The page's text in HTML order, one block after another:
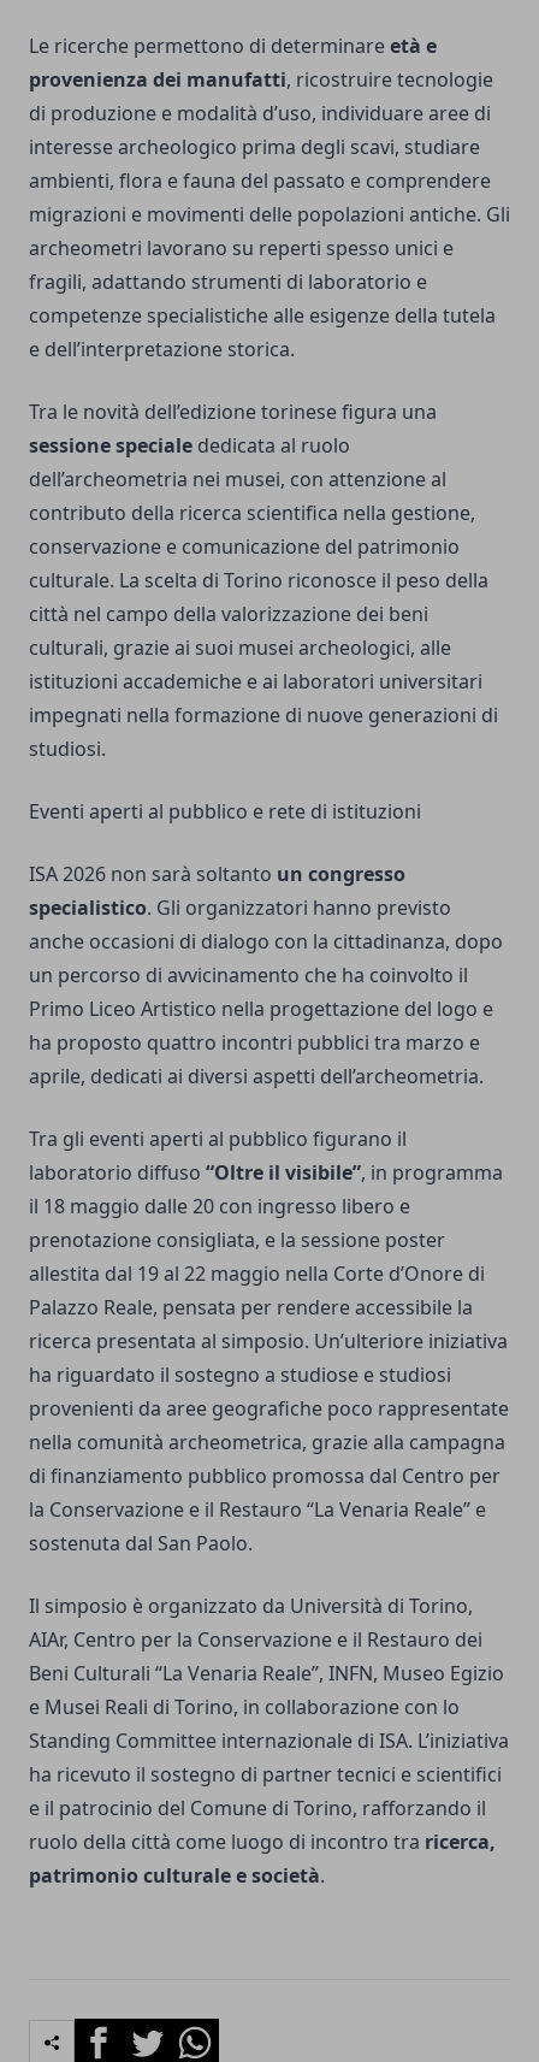
Le ricerche permettono di determinareetà e
provenienza dei manufatti, ricostruire tecnologie
di produzione e modalità d’uso, individuare aree di
interesse archeologico prima degli scavi, studiare
ambienti, flora e fauna del passato e comprendere
migrazioni e movimenti delle popolazioni antiche. Gli
archeometri lavorano su reperti spesso unici e
fragili, adattando strumenti di laboratorio e
competenze specialistiche alle esigenze della tutela
e dell’interpretazione storica.
Tra le novità dell’edizione torinese figura una
sessione speciale dedicata al ruolo
dell’archeometria nei musei, con attenzione al
contributo della ricerca scientifica nella gestione,
conservazione e comunicazione del patrimonio
culturale. La scelta di Torino riconosce il peso della
città nel campo della valorizzazione dei beni
culturali, grazie ai suoi musei archeologici, alle
istituzioni accademiche e ai laboratori universitari
impegnati nella formazione di nuove generazioni di
studiosi.
Eventi aperti al pubblico e rete di istituzioni
ISA 2026 non sarà soltanto un congresso
specialistico. Gli organizzatori hanno previsto
anche occasioni di dialogo con la cittadinanza, dopo
un percorso di avvicinamento che ha coinvolto il
Primo Liceo Artistico nella progettazione del logo e
ha proposto quattro incontri pubblici tra marzo e
aprile, dedicati ai diversi aspetti dell’archeometria.
Tra gli eventi aperti al pubblico figurano il
laboratorio diffuso “Oltre il visibile”, in programma
il 18 maggio dalle 20 con ingresso libero e
prenotazione consigliata, e la sessione poster
allestita dal 19 al 22 maggio nella Corte d’Onore di
Palazzo Reale, pensata per rendere accessibile la
ricerca presentata al simposio. Un’ulteriore iniziativa
ha riguardato il sostegno a studiose e studiosi
provenienti da aree geografiche poco rappresentate
nella comunità archeometrica, grazie alla campagna
di finanziamento pubblico promossa dal Centro per
la Conservazione e il Restauro “La Venaria Reale” e
sostenuta dal San Paolo.
Il simposio è organizzato da Università di Torino,
AIAr, Centro per la Conservazione e il Restauro dei
Beni Culturali “La Venaria Reale”, INFN, Museo Egizio
e Musei Reali di Torino, in collaborazione con lo
Standing Committee internazionale di ISA. L’iniziativa
ha ricevuto il sostegno di partner tecnici e scientifici
e il patrocinio del Comune di Torino, rafforzando il
ruolo della città come luogo di incontro tra ricerca,
patrimonio culturale e società.
FacebookTwitterWhatsapp